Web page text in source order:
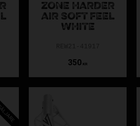
ZONE HARDER
AIR SOFT FEEL
WHITE
350 KR